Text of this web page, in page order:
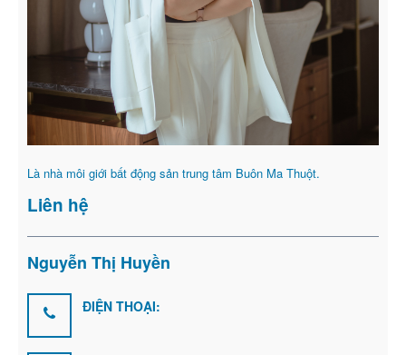
Là nhà môi giới bất động sản trung tâm Buôn Ma Thuột.
Liên hệ
Nguyễn Thị Huyền
ĐIỆN THOẠI: